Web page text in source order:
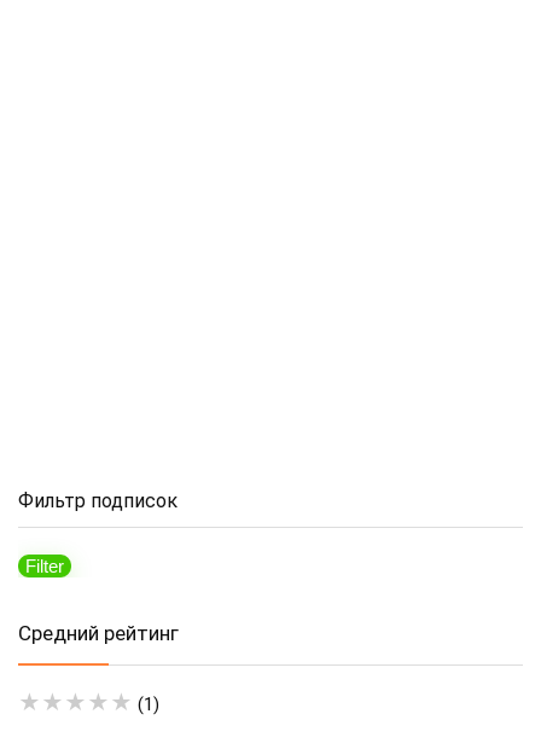
Фильтр подписок
Filter
Средний рейтинг
★ ★ ★ ★ ★ (1)